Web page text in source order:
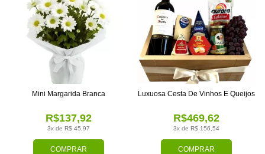
COMPRAR
3x de R$ 45,97
R$137,92
Mini Margarida Branca
COMPRAR
3x de R$ 156,54
R$469,62
Luxuosa Cesta De Vinhos E Queijos